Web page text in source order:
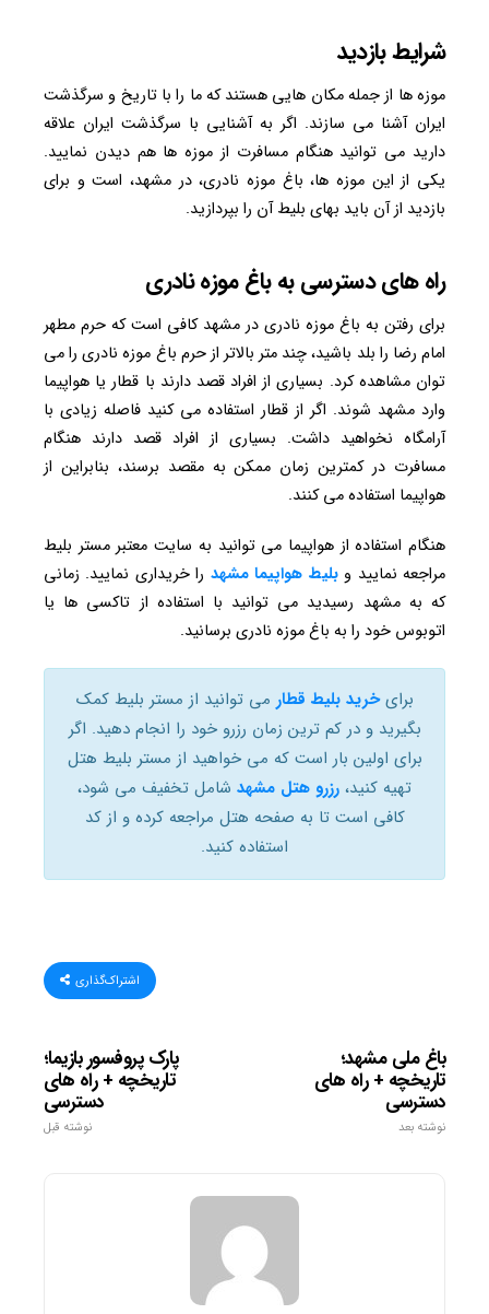
شرایط بازدید
موزه ها از جمله مکان هایی هستند که ما را با تاریخ و سرگذشت
ایران آشنا می سازند. اگر به آشنایی با سرگذشت ایران علاقه
دارید می توانید هنگام مسافرت از موزه ها هم دیدن نمایید.
یکی از این موزه ها، باغ موزه نادری، در مشهد، است و برای
بازدید از آن باید بهای بلیط آن را بپردازید.
راه های دسترسی به باغ موزه نادری
برای رفتن به باغ موزه نادری در مشهد کافی است که حرم مطهر
امام رضا را بلد باشید، چند متر بالاتر از حرم باغ موزه نادری را می
توان مشاهده کرد. بسیاری از افراد قصد دارند با قطار یا هواپیما
وارد مشهد شوند. اگر از قطار استفاده می کنید فاصله زیادی با
آرامگاه نخواهید داشت. بسیاری از افراد قصد دارند هنگام
مسافرت در کمترین زمان ممکن به مقصد برسند، بنابراین از
هواپیما استفاده می کنند.
هنگام استفاده از هواپیما می توانید به سایت معتبر مستر بلیط
مراجعه نمایید وبلیط هواپیما مشهد را خریداری نمایید. زمانی
که به مشهد رسیدید می توانید با استفاده از تاکسی ها یا
اتوبوس خود را به باغ موزه نادری برسانید.
برایخرید بلیط قطار می توانید از مستر بلیط کمک
بگیرید و در کم ترین زمان رزرو خود را انجام دهید. اگر
برای اولین بار است که می خواهید از مستر بلیط هتل
تهیه کنید، رزرو هتل مشهد شامل تخفیف می شود،
کافی است تا به صفحه هتل مراجعه کرده و از کد
استفاده کنید.
اشتراک‌گذاری
پارک پروفسور بازیما؛
تاریخچه + راه های
دسترسی
نوشته قبل
باغ ملی مشهد؛
تاریخچه + راه های
دسترسی
نوشته بعد